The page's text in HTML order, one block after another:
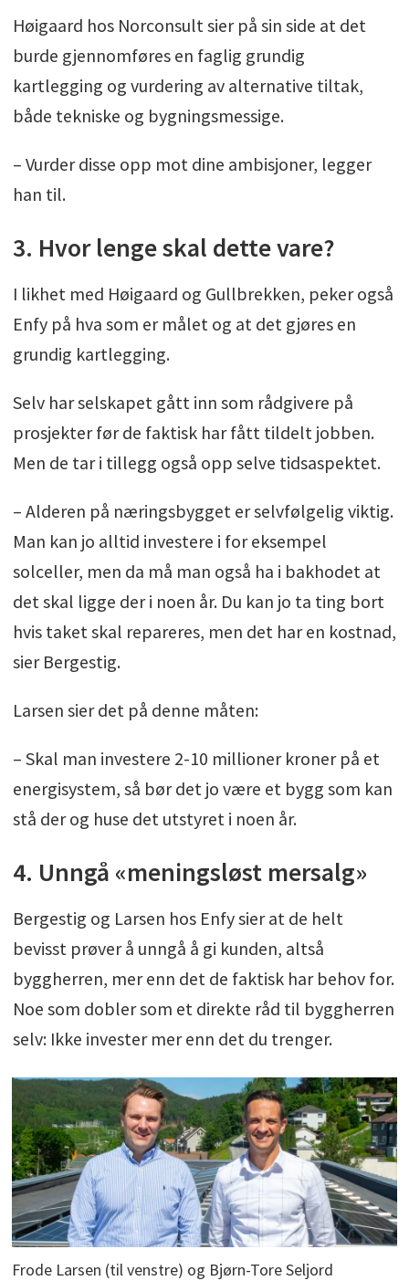
Høigaard hos Norconsult sier på sin side at det
burde gjennomføres en faglig grundig
kartlegging og vurdering av alternative tiltak,
både tekniske og bygningsmessige.
– Vurder disse opp mot dine ambisjoner, legger
han til.
3. Hvor lenge skal dette vare?
I likhet med Høigaard og Gullbrekken, peker også
Enfy på hva som er målet og at det gjøres en
grundig kartlegging.
Selv har selskapet gått inn som rådgivere på
prosjekter før de faktisk har fått tildelt jobben.
Men de tar i tillegg også opp selve tidsaspektet.
– Alderen på næringsbygget er selvfølgelig viktig.
Man kan jo alltid investere i for eksempel
solceller, men da må man også ha i bakhodet at
det skal ligge der i noen år. Du kan jo ta ting bort
hvis taket skal repareres, men det har en kostnad,
sier Bergestig.
Larsen sier det på denne måten:
– Skal man investere 2-10 millioner kroner på et
energisystem, så bør det jo være et bygg som kan
stå der og huse det utstyret i noen år.
4. Unngå «meningsløst mersalg»
Bergestig og Larsen hos Enfy sier at de helt
bevisst prøver å unngå å gi kunden, altså
byggherren, mer enn det de faktisk har behov for.
Noe som dobler som et direkte råd til byggherren
selv: Ikke invester mer enn det du trenger.
Frode Larsen (til venstre) og Bjørn-Tore Seljord